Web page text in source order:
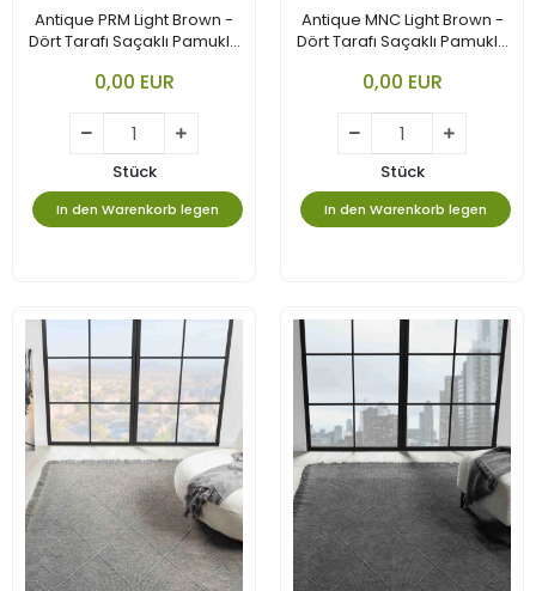
Antique PRM Light Brown -
Dört Tarafı Saçaklı Pamuklu
0,00 EUR
Stück
In den Warenkorb legen
Antique MNC Light Brown -
Dört Tarafı Saçaklı Pamuklu
0,00 EUR
Stück
In den Warenkorb legen